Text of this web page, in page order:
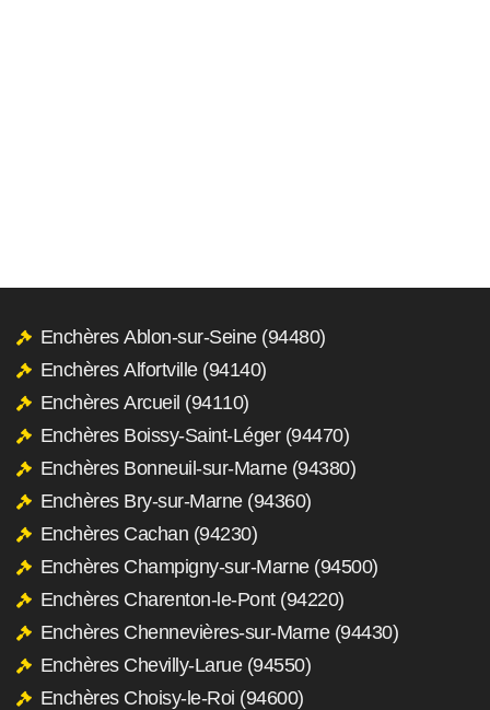
Enchères Ablon-sur-Seine (94480)
Enchères Alfortville (94140)
Enchères Arcueil (94110)
Enchères Boissy-Saint-Léger (94470)
Enchères Bonneuil-sur-Marne (94380)
Enchères Bry-sur-Marne (94360)
Enchères Cachan (94230)
Enchères Champigny-sur-Marne (94500)
Enchères Charenton-le-Pont (94220)
Enchères Chennevières-sur-Marne (94430)
Enchères Chevilly-Larue (94550)
Enchères Choisy-le-Roi (94600)